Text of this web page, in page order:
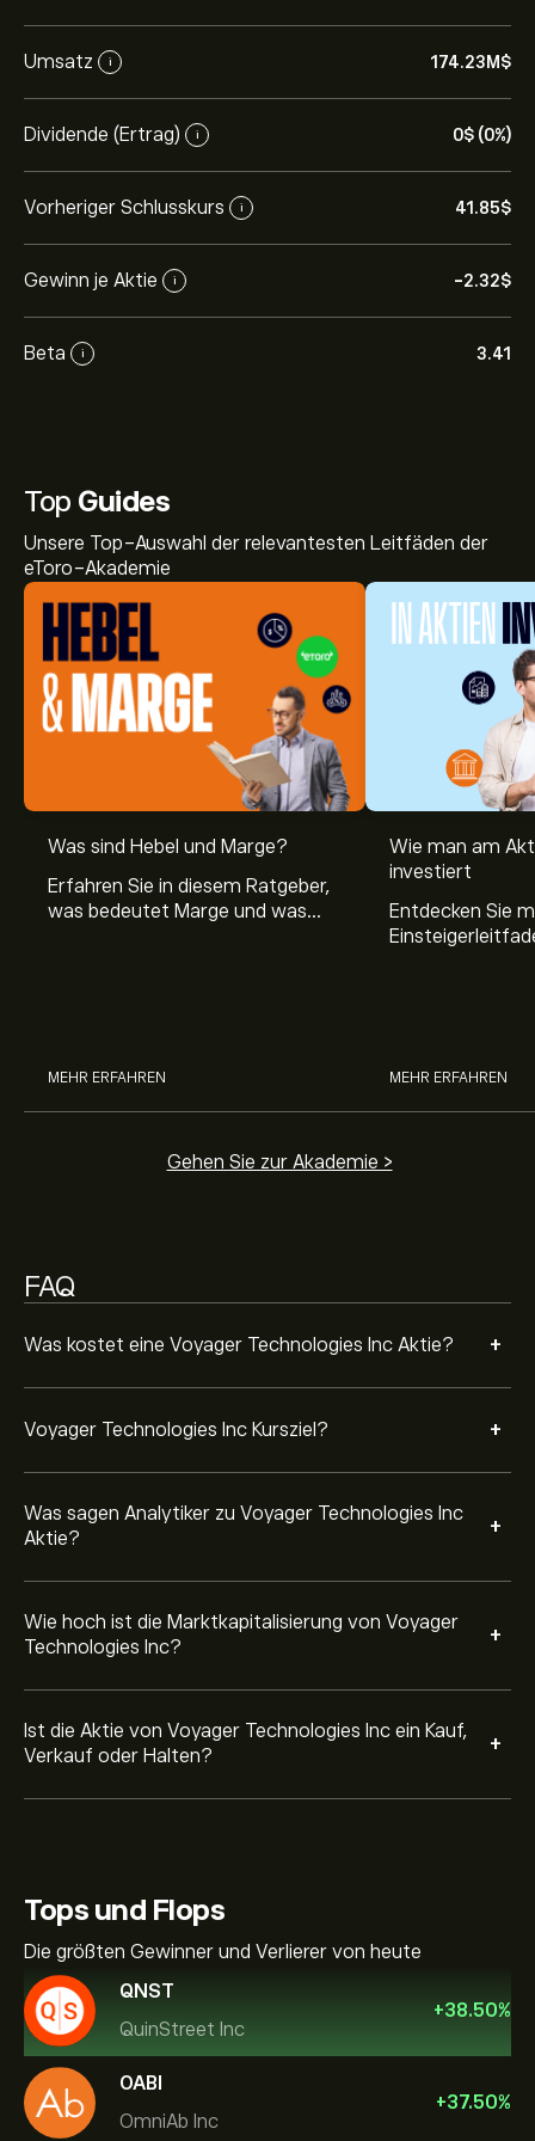
Umsatz i 174.23M‎$‎
Dividende (Ertrag) i 0‎$‎ (0%)
Vorheriger Schlusskurs i 41.85‎$‎
Gewinn je Aktie i -2.32‎$‎
Beta i 3.41
Top Guides
Unsere Top-Auswahl der relevantesten Leitfäden der
eToro-Akademie
Was sind Hebel und Marge?
Erfahren Sie in diesem Ratgeber,
was bedeutet Marge und was
MEHR ERFAHREN
Wie man am
investiert
Entdecken Sie
MEHR ERFAHREN
Gehen Sie zur Akademie >
FAQ
Was kostet eine Voyager Technologies Inc Aktie? +
Aktueller VOYG Aktienkurs liegt bei 41.85‎$‎.
Voyager Technologies Inc Kursziel? +
Das durchschnittliche Kursziel für Voyager Technologies
Registrieren Sie sich bei eToro, um
Was sagen Analytiker zu Voyager Technologies Inc
Aktie?
+
Finanzberichten und erwartetem Wachstum. Hier
Wie hoch ist die Marktkapitalisierung von Voyager
Technologies Inc?
+
beträgt 2.55B‎$‎ USD
Ist die Aktie von Voyager Technologies Inc ein Kauf,
Verkauf oder Halten?
+
Konsens: Starker Kauf.
Tops und Flops
Die größten Gewinner und Verlierer von heute
QNST
QuinStreet Inc
+38.50%
OABI
OmniAb Inc
+37.50%